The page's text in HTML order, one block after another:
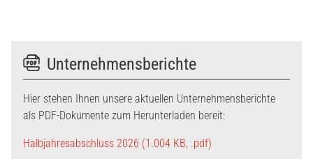
Unternehmensberichte
Hier stehen Ihnen unsere aktuellen Unternehmens­berichte
als PDF-Dokumente zum Herunterladen bereit:
Halbjahresabschluss 2026 (1.004 KB, .pdf)